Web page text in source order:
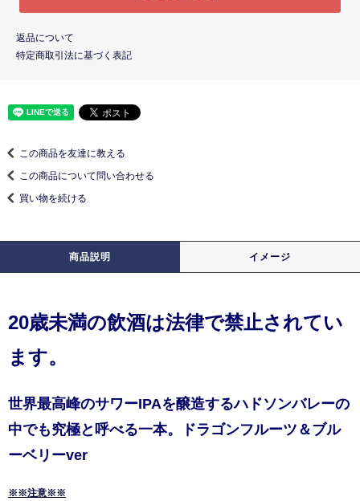
返品について
特定商取引法に基づく表記
この商品を友達に教える
この商品について問い合わせる
買い物を続ける
商品説明 イメージ
20歳未満の飲酒は法律で禁止されてい
ます。
世界最高峰のサワーIPAを醸造するハドソンバレーの
中でも究極と呼べる一本。ドラゴンフルーツ＆ブル
ーベリーver
※※注意※※